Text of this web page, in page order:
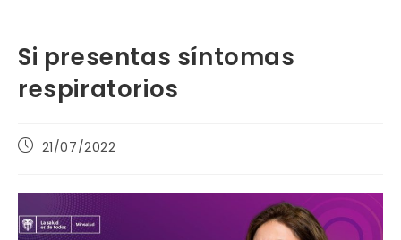
Si presentas síntomas
respiratorios
Publicación
entrada:
21/07/2022